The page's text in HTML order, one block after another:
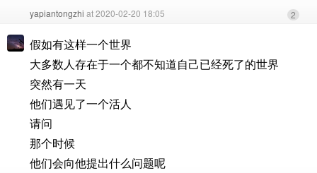
yapiantongzhi at 2020-02-20 18:05 2
假如有这样一个世界
大多数人存在于一个都不知道自己已经死了的世界
突然有一天
他们遇见了一个活人
请问
那个时候
他们会向他提出什么问题呢